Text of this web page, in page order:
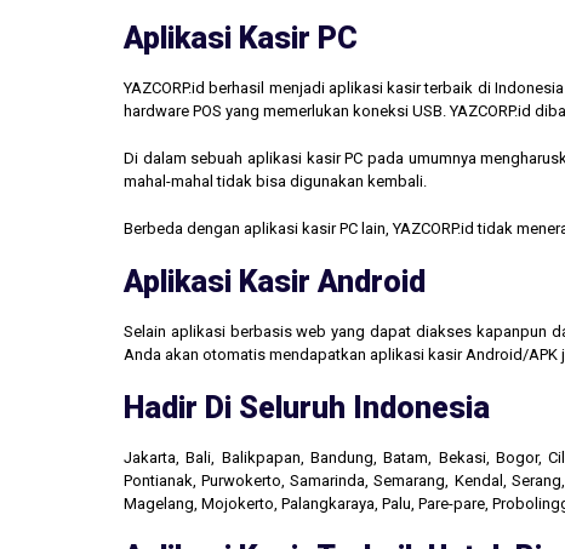
Aplikasi Kasir PC
YAZCORP.id berhasil menjadi aplikasi kasir terbaik di
hardware POS yang memerlukan koneksi USB. YAZCORP.id
Di dalam sebuah aplikasi kasir PC pada umumnya
mahal-mahal tidak bisa digunakan kembali.
Berbeda dengan aplikasi kasir PC lain, YAZCORP.id tidak
Aplikasi Kasir Android
Selain aplikasi berbasis web yang dapat diakses kapanpun
Anda akan otomatis mendapatkan aplikasi kasir Android/APK
Hadir Di Seluruh Indonesia
Jakarta, Bali, Balikpapan, Bandung, Batam, Bekasi, Bogor,
Pontianak, Purwokerto, Samarinda, Semarang, Kendal,
Magelang, Mojokerto, Palangkaraya, Palu, Pare-pare,